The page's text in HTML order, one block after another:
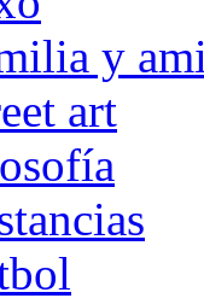
y
art